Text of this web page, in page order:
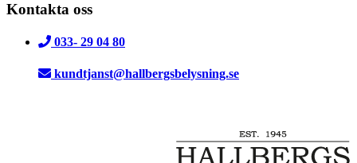
Kontakta oss
033- 29 04 80
kundtjanst@hallbergsbelysning.se